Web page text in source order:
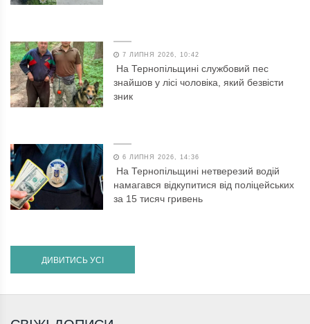
7 ЛИПНЯ 2026, 10:42
На Тернопільщині службовий пес
знайшов у лісі чоловіка, який безвісти
зник
6 ЛИПНЯ 2026, 14:36
На Тернопільщині нетверезий водій
намагався відкупитися від поліцейських
за 15 тисяч гривень
ДИВИТИСЬ УСІ